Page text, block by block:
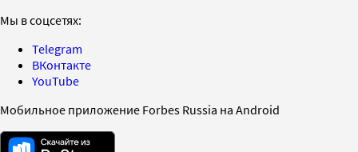
Мы в соцсетях:
Telegram
ВКонтакте
YouTube
Мобильное приложение Forbes Russia на Android